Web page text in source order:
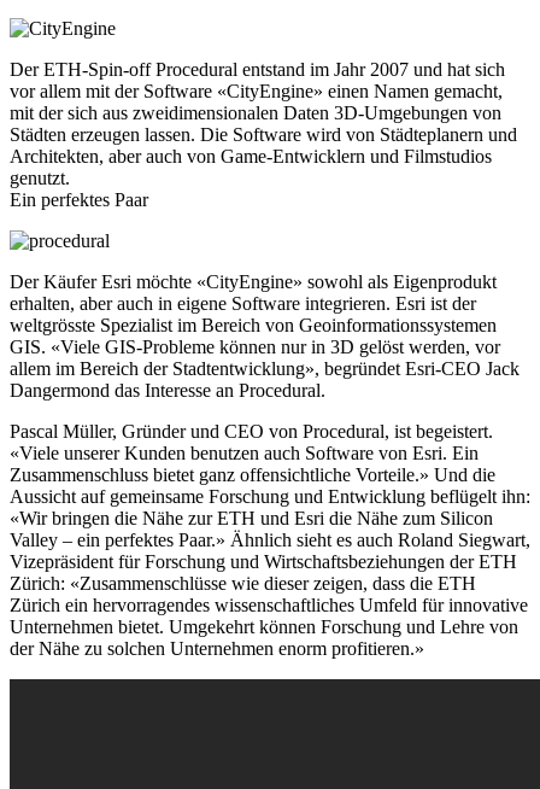
Der ETH-Spin-off Procedural entstand im Jahr 2007 und hat sich
vor allem mit der Software «CityEngine» einen Namen gemacht,
mit der sich aus zweidimensionalen Daten 3D-Umgebungen von
Städten erzeugen lassen. Die Software wird von Städteplanern und
Architekten, aber auch von Game-Entwicklern und Filmstudios
genutzt.
Ein perfektes Paar
Der Käufer Esri möchte «CityEngine» sowohl als Eigenprodukt
erhalten, aber auch in eigene Software integrieren. Esri ist der
weltgrösste Spezialist im Bereich von Geoinformationssystemen
GIS. «Viele GIS-Probleme können nur in 3D gelöst werden, vor
allem im Bereich der Stadtentwicklung», begründet Esri-CEO Jack
Dangermond das Interesse an Procedural.
Pascal Müller, Gründer und CEO von Procedural, ist begeistert.
«Viele unserer Kunden benutzen auch Software von Esri. Ein
Zusammenschluss bietet ganz offensichtliche Vorteile.» Und die
Aussicht auf gemeinsame Forschung und Entwicklung beflügelt ihn:
«Wir bringen die Nähe zur ETH und Esri die Nähe zum Silicon
Valley – ein perfektes Paar.» Ähnlich sieht es auch Roland Siegwart,
Vizepräsident für Forschung und Wirtschaftsbeziehungen der ETH
Zürich: «Zusammenschlüsse wie dieser zeigen, dass die ETH
Zürich ein hervorragendes wissenschaftliches Umfeld für innovative
Unternehmen bietet. Umgekehrt können Forschung und Lehre von
der Nähe zu solchen Unternehmen enorm profitieren.»